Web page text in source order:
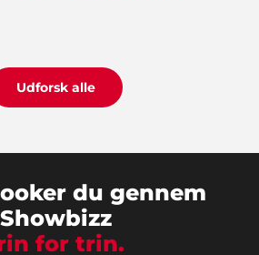
Udforsk alle
du gennem
Showbizz
for trin.